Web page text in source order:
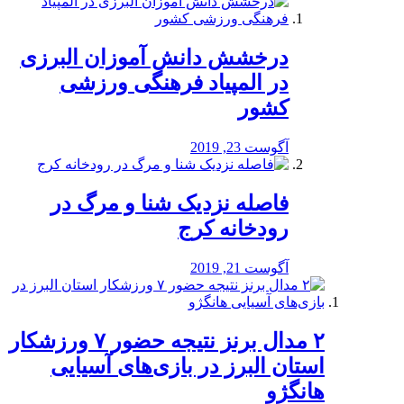
درخشش دانش آموزان البرزی
در المپیاد فرهنگی ورزشی
کشور
آگوست 23, 2019
️فاصله نزدیک شنا و مرگ در
رودخانه کرج
آگوست 21, 2019
۲ مدال برنز نتیجه حضور ۷ ورزشکار
استان البرز در بازی‌های آسیایی
هانگژو